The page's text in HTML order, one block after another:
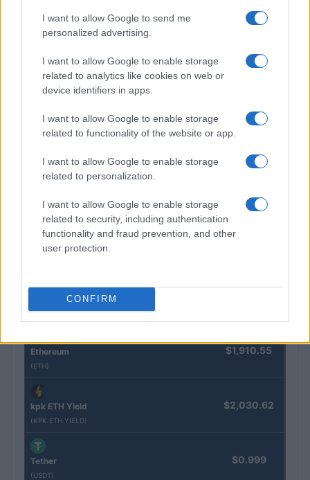
I want to allow Google to send me
personalized advertising.
I want to allow Google to enable storage
related to analytics like cookies on web or
device identifiers in apps.
I want to allow Google to enable storage
related to functionality of the website or app.
I want to allow Google to enable storage
related to personalization.
I want to allow Google to enable storage
related to security, including authentication
functionality and fraud prevention, and other
user protection.
CONFIRM
Kinza Babylon Staked BTC
(KBTC)
$83,270.00
Eureka Bridged PAX Gold (Terra
(PAXG)
JDB $0.022
(KPK ETH PRIME)
$85,763.00
(BTC)
Ethereum
(ETH)
$1,910.55
kpk ETH Yield
(KPK ETH YIELD)
$2,030.62
Tether
(USDT)
$0.999